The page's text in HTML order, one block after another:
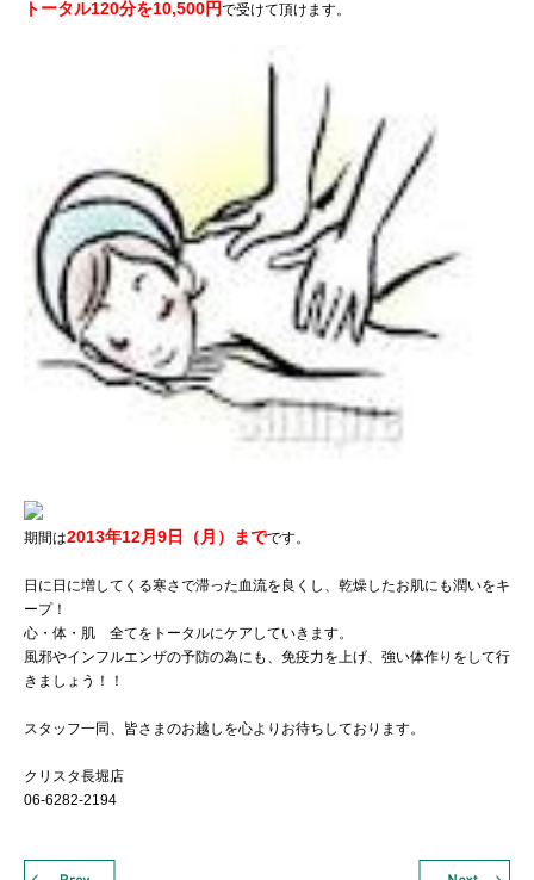
トータル120分を10,500円で受けて頂けます。
期間は2013年12月9日（月）までです。
日に日に増してくる寒さで滞った血流を良くし、乾燥したお肌にも潤いをキ
ープ！
心・体・肌 全てをトータルにケアしていきます。
風邪やインフルエンザの予防の為にも、免疫力を上げ、強い体作りをして行
きましょう！！
スタッフ一同、皆さまのお越しを心よりお待ちしております。
クリスタ長堀店
06-6282-2194